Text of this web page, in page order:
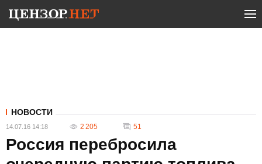
НОВОСТИ
14.07.16 14:18 2 205 51
Россия перебросила